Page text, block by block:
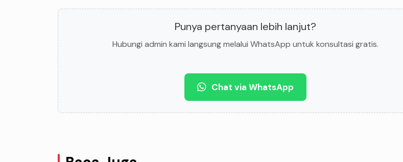
Punya pertanyaan lebih lanjut?
Hubungi admin kami langsung melalui WhatsApp untuk konsultasi gratis.
Chat via WhatsApp